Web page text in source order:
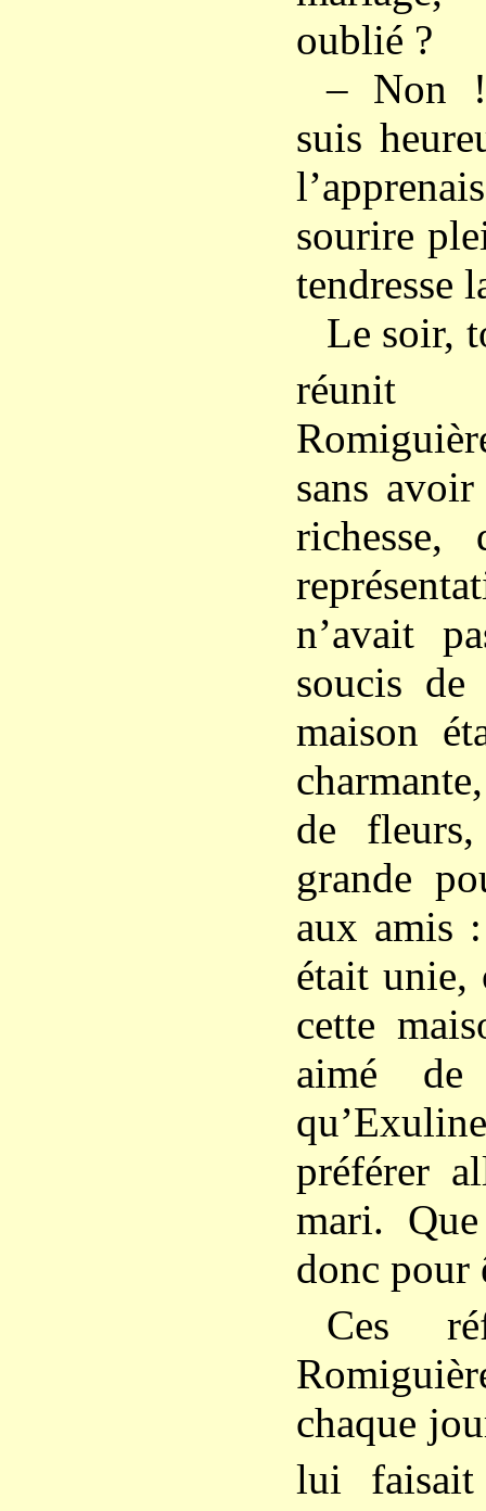
oublié ?
– Non
suis
sourire
tendresse
Le soir,
sans
n’avait
soucis
maison
de
grande
aux amis
était unie,
cette
aimé
préférer
mari.
donc pour
Ces
chaque
lui